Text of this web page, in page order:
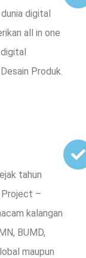
digital
all in one
Produk.
tahun
Project –
kalangan
BUMD,
maupun